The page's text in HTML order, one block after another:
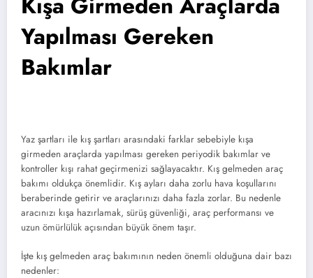
Yapılması Gereken
Bakımlar
Yaz şartları ile kış şartları arasındaki farklar sebebiyle kışa
girmeden araçlarda yapılması gereken periyodik bakımlar ve
kontroller kışı rahat geçirmenizi sağlayacaktır. Kış gelmeden araç
bakımı oldukça önemlidir. Kış ayları daha zorlu hava koşullarını
beraberinde getirir ve araçlarınızı daha fazla zorlar. Bu nedenle
aracınızı kışa hazırlamak, sürüş güvenliği, araç performansı ve
uzun ömürlülük açısından büyük önem taşır.
İşte kış gelmeden araç bakımının neden önemli olduğuna dair bazı
nedenler: